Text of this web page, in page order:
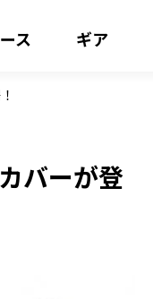
ス ギア
バーが登